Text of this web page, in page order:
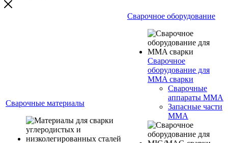
Сварочные материалы
Сварочное оборудование
Сварочное
оборудование для
MMA сварки
Сварочные
аппараты MMA
Запасные части
MMA